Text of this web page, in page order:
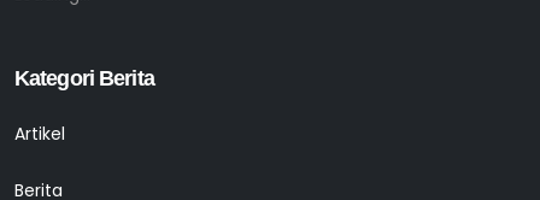
Kategori Berita
Artikel
Berita